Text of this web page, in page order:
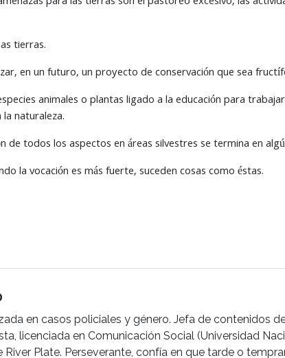
tierras.
en un futuro, un proyecto de conservación que sea
animales o plantas ligado a la educación para
naturaleza.
de todos los aspectos en áreas silvestres se termina en
la vocación es más fuerte, suceden cosas como éstas.
en casos policiales y género. Jefa de contenidos
licenciada en Comunicación Social (Universidad
River Plate. Perseverante, confía en que tarde o